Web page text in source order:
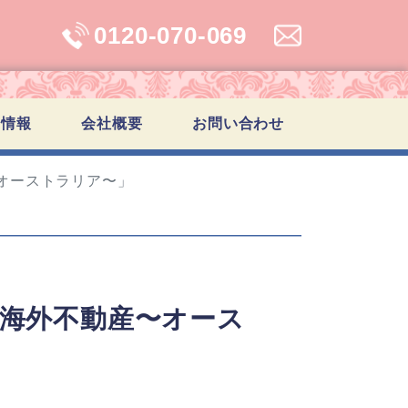
0120-070-069
報 会社概要 お問い合わせ
ストラリア〜」
外不動産〜オース